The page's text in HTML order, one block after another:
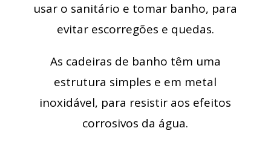
usar o sanitário e tomar banho, para
evitar escorregões e quedas.
As cadeiras de banho têm uma
estrutura simples e em metal
inoxidável, para resistir aos efeitos
corrosivos da água.